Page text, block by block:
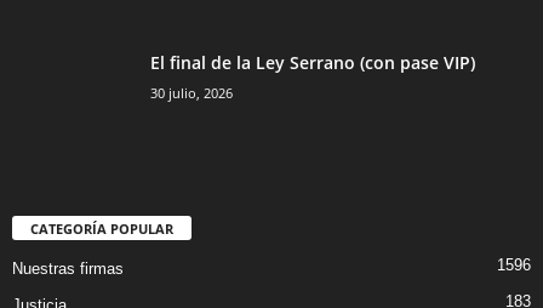
El final de la Ley Serrano (con pase VIP)
30 julio, 2026
CATEGORÍA POPULAR
Nuestras firmas 1596
183